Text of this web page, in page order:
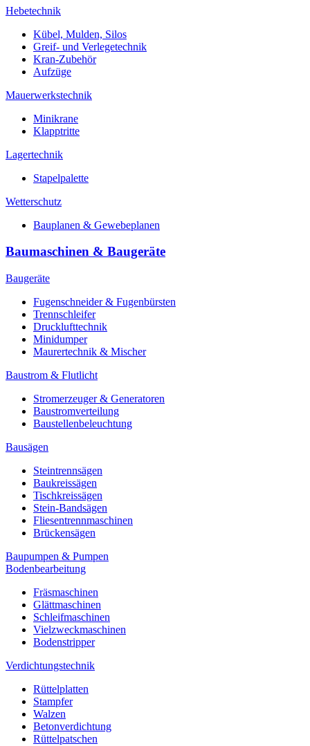
Hebetechnik
Kübel, Mulden, Silos
Greif- und Verlegetechnik
Kran-Zubehör
Aufzüge
Mauerwerkstechnik
Minikrane
Klapptritte
Lagertechnik
Stapelpalette
Wetterschutz
Bauplanen & Gewebeplanen
Baumaschinen & Baugeräte
Baugeräte
Fugenschneider & Fugenbürsten
Trennschleifer
Drucklufttechnik
Minidumper
Maurertechnik & Mischer
Baustrom & Flutlicht
Stromerzeuger & Generatoren
Baustromverteilung
Baustellenbeleuchtung
Bausägen
Steintrennsägen
Baukreissägen
Tischkreissägen
Stein-Bandsägen
Fliesentrennmaschinen
Brückensägen
Baupumpen & Pumpen
Bodenbearbeitung
Fräsmaschinen
Glättmaschinen
Schleifmaschinen
Vielzweckmaschinen
Bodenstripper
Verdichtungstechnik
Rüttelplatten
Stampfer
Walzen
Betonverdichtung
Rüttelpatschen